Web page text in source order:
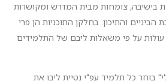
בישיבה, צומחות מבית המדרש ומקושרות
והתיכון. בחלקן התוכניות הן פרי
עולות על פי משאלות ליבם של התלמידים
בוחר כל תלמיד עפ"י נטיית ליבו את